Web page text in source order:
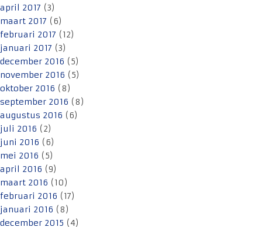
april 2017 (3)
maart 2017 (6)
februari 2017 (12)
januari 2017 (3)
december 2016 (5)
november 2016 (5)
oktober 2016 (8)
september 2016 (8)
augustus 2016 (6)
juli 2016 (2)
juni 2016 (6)
mei 2016 (5)
april 2016 (9)
maart 2016 (10)
februari 2016 (17)
januari 2016 (8)
december 2015 (4)